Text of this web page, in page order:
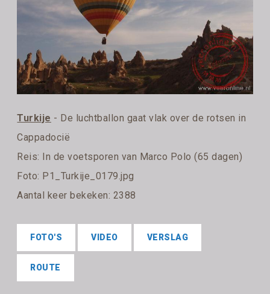
Turkije - De luchtballon gaat vlak over de rotsen in
Cappadocië
Reis: In de voetsporen van Marco Polo (65 dagen)
Foto: P1_Turkije_0179.jpg
Aantal keer bekeken: 2388
FOTO'S VIDEO VERSLAG
ROUTE